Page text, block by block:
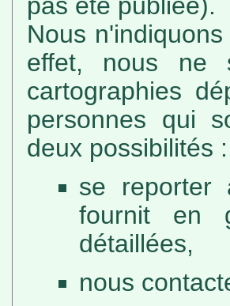
Nous
effet, nous ne
cartographies
personnes qui
deux possibilités :
se reporter
fournit en
détaillées,
nous